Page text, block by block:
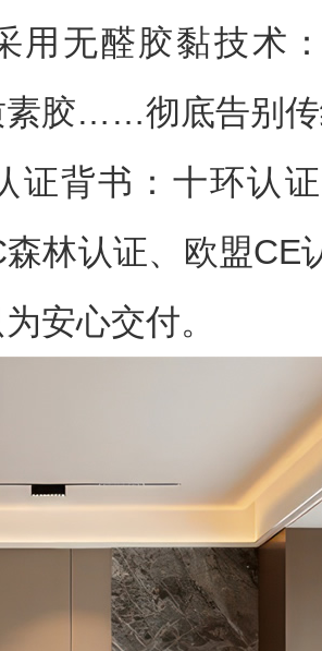
用无醛胶黏技术
素胶……彻底告别
证背书：十环认
林认证、欧盟CE
安心交付。